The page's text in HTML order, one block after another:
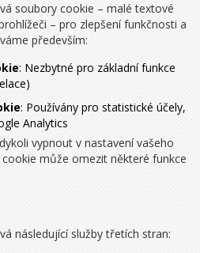
soubory cookie – malé textové
– pro zlepšení funkčnosti a
především:
: Nezbytné pro základní funkce
: Používány pro statistické účely,
Analytics
vypnout v nastavení vašeho
může omezit některé funkce
následující služby třetích stran: